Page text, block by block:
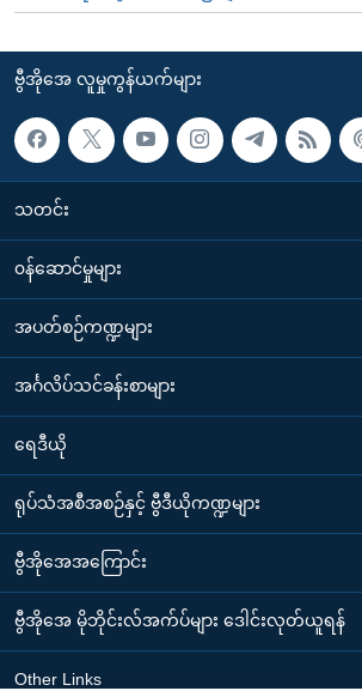
ဗွီအိုအေ လူမှုကွန်ယက်များ
သတင်း
၀န်ဆောင်မှုများ
အပတ်စဉ်ကဏ္ဍများ
အင်္ဂလိပ်သင်ခန်းစာများ
ရေဒီယို
ရုပ်သံအစီအစဉ်နှင့် ဗွီဒီယိုကဏ္ဍများ
ဗွီအိုအေအကြောင်း
ဗွီအိုအေ မိုဘိုင်းလ်အက်ပ်များ ဒေါင်းလုတ်ယူရန်
Other Links